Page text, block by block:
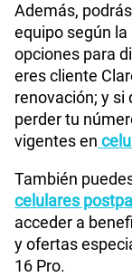
Además,
equipo según
opciones para
eres cliente
renovación; y si
perder tu
vigentes en
También
celulares
acceder a
y ofertas
16 Pro.